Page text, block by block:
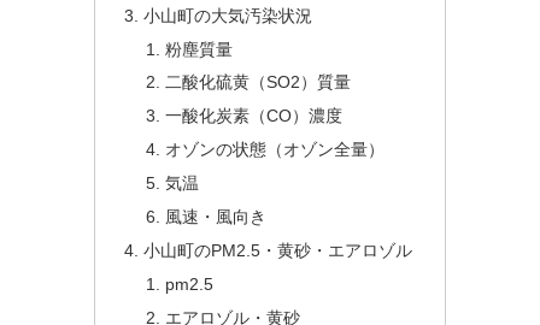
小山町の大気汚染状況
粉塵質量
二酸化硫黄（SO2）質量
一酸化炭素（CO）濃度
オゾンの状態（オゾン全量）
気温
風速・風向き
小山町のPM2.5・黄砂・エアロゾル
pm2.5
エアロゾル・黄砂